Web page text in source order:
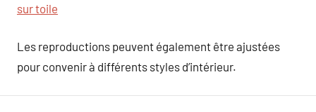
sur toile
Les reproductions peuvent également être ajustées
pour convenir à différents styles d’intérieur.